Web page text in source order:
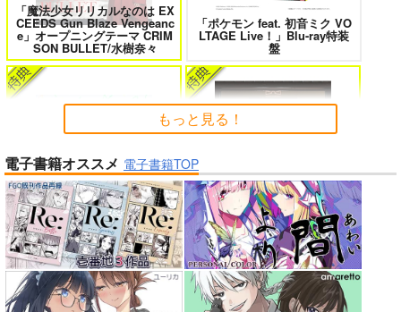
女友達は頼めば意外とヤらせてくれ
る 8
HELL’o WORK！～賽の河原で積石
を崩すだけの簡単なお仕事って聞い
たのに～
よくある令嬢転生だと思ったのに 5
孤独だった国民的美少女の妹を一晩
泊めたら懐かれた
人狼機ウィンヴルガ ー叛逆篇ー 5
「魔法少女リリカルなのは EX
CEEDS Gun Blaze Vengeanc
e」オープニングテーマ CRIM
SON BULLET/水樹奈々
「ポケモン feat. 初音ミク VO
LTAGE Live！」Blu-ray特装
盤
Summer Challenger/水瀬いの
り
「少女☆歌劇 レヴュースタァ
ライト」スペシャルライブ “St
arry Horizon” Blu-ray(初回限
定版)
もっと見る！
電子書籍オススメ 電子書籍TOP